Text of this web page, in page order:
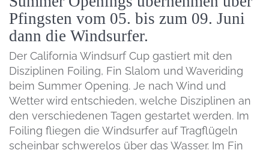
Pfingsten vom 05. bis zum 09. Juni
dann die Windsurfer.
Der California Windsurf Cup gastiert mit den
Disziplinen Foiling, Fin Slalom und Waveriding
beim Summer Opening. Je nach Wind und
Wetter wird entschieden, welche Disziplinen an
den verschiedenen Tagen gestartet werden. Im
Foiling fliegen die Windsurfer auf Tragflügeln
scheinbar schwerelos über das Wasser. Im Fin